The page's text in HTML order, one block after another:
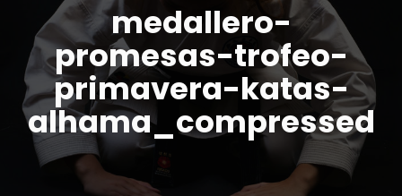
medallero-
promesas-trofeo-
primavera-katas-
alhama_compressed